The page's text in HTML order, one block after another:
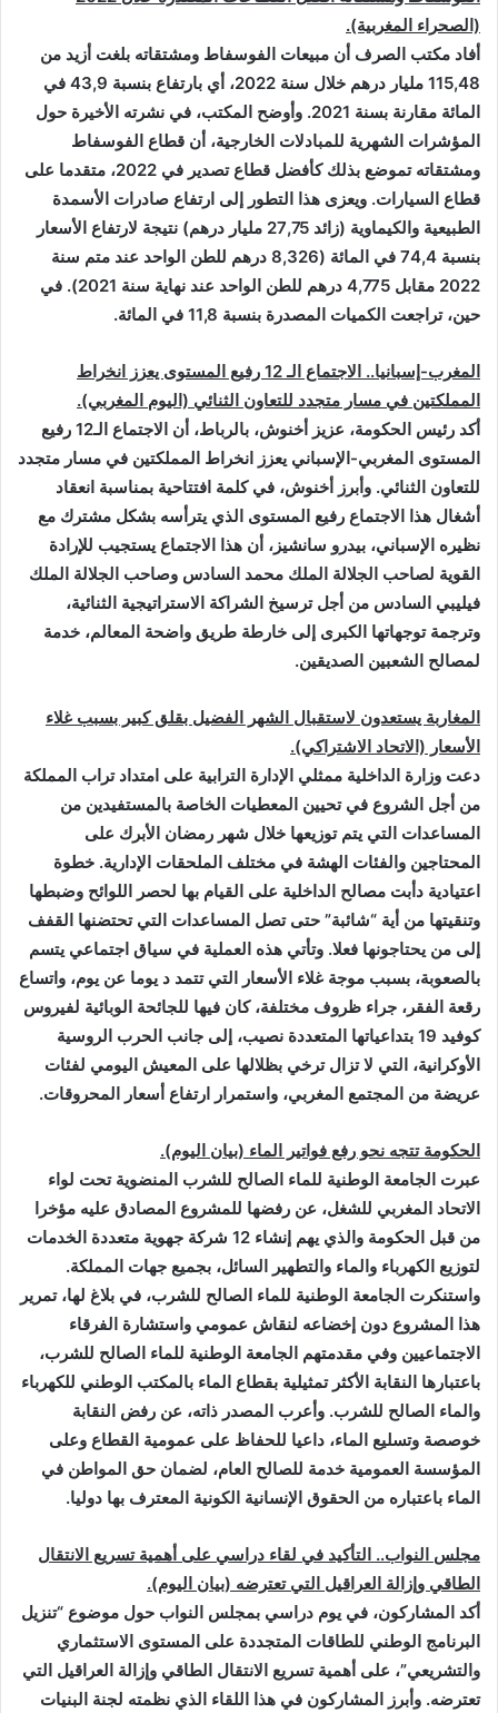
(الصحراء المغربية).
أفاد مكتب الصرف أن مبيعات الفوسفاط ومشتقاته بلغت أزيد من
115,48 مليار درهم خلال سنة 2022، أي بارتفاع بنسبة 43,9 في
المائة مقارنة بسنة 2021. وأوضح المكتب، في نشرته الأخيرة حول
المؤشرات الشهرية للمبادلات الخارجية، أن قطاع الفوسفاط
ومشتقاته تموضع بذلك كأفضل قطاع تصدير في 2022، متقدما على
قطاع السيارات. ويعزى هذا التطور إلى ارتفاع صادرات الأسمدة
الطبيعية والكيماوية (زائد 27,75 مليار درهم) نتيجة لارتفاع الأسعار
بنسبة 74,4 في المائة (8,326 درهم للطن الواحد عند متم سنة
2022 مقابل 4,775 درهم للطن الواحد عند نهاية سنة 2021). في
حين، تراجعت الكميات المصدرة بنسبة 11,8 في المائة
.
المغرب-إسبانيا.. الاجتماع الـ 12 رفيع المستوى يعزز انخراط
المملكتين في مسار متجدد للتعاون الثنائي (اليوم المغربي).
أكد رئيس الحكومة، عزيز أخنوش، بالرباط، أن الاجتماع الـ12 رفيع
المستوى المغربي-الإسباني يعزز انخراط المملكتين في مسار متجدد
للتعاون الثنائي. وأبرز أخنوش، في كلمة افتتاحية بمناسبة انعقاد
أشغال هذا الاجتماع رفيع المستوى الذي يترأسه بشكل مشترك مع
نظيره الإسباني، بيدرو سانشيز، أن هذا الاجتماع يستجيب للإرادة
القوية لصاحب الجلالة الملك محمد السادس وصاحب الجلالة الملك
فيليبي السادس من أجل ترسيخ الشراكة الاستراتيجية الثنائية،
وترجمة توجهاتها الكبرى إلى خارطة طريق واضحة المعالم، خدمة
لمصالح الشعبين الصديقين.
المغاربة يستعدون لاستقبال الشهر الفضيل بقلق كبير بسبب غلاء
الأسعار (الاتحاد الاشتراكي).
دعت وزارة الداخلية ممثلي الإدارة الترابية على امتداد تراب المملكة
من أجل الشروع في تحيين المعطيات الخاصة بالمستفيدين من
المساعدات التي يتم توزيعها خلال شهر رمضان الأبرك على
المحتاجين والفئات الهشة في مختلف الملحقات الإدارية. خطوة
اعتيادية دأبت مصالح الداخلية على القيام بها لحصر اللوائح وضبطها
وتنقيتها من أية “شائبة” حتى تصل المساعدات التي تحتضنها القفف
إلى من يحتاجونها فعلا. وتأتي هذه العملية في سياق اجتماعي يتسم
بالصعوبة، بسبب موجة غلاء الأسعار التي تتمد د يوما عن يوم، واتساع
رقعة الفقر، جراء ظروف مختلفة، كان فيها للجائحة الوبائية لفيروس
كوفيد 19 بتداعياتها المتعددة نصيب، إلى جانب الحرب الروسية
الأوكرانية، التي لا تزال ترخي بظلالها على المعيش اليومي لفئات
عريضة من المجتمع المغربي، واستمرار ارتفاع أسعار المحروقات.
الحكومة تتجه نحو رفع فواتير الماء (بيان اليوم).
عبرت الجامعة الوطنية للماء الصالح للشرب المنضوية تحت لواء
الاتحاد المغربي للشغل، عن رفضها للمشروع المصادق عليه مؤخرا
من قبل الحكومة والذي يهم إنشاء 12 شركة جهوية متعددة الخدمات
لتوزيع الكهرباء والماء والتطهير السائل، بجميع جهات المملكة.
واستنكرت الجامعة الوطنية للماء الصالح للشرب، في بلاغ لها، تمرير
هذا المشروع دون إخضاعه لنقاش عمومي واستشارة الفرقاء
الاجتماعيين وفي مقدمتهم الجامعة الوطنية للماء الصالح للشرب،
باعتبارها النقابة الأكثر تمثيلية بقطاع الماء بالمكتب الوطني للكهرباء
والماء الصالح للشرب. وأعرب المصدر ذاته، عن رفض النقابة
خوصصة وتسليع الماء، داعيا للحفاظ على عمومية القطاع وعلى
المؤسسة العمومية خدمة للصالح العام، لضمان حق المواطن في
الماء باعتباره من الحقوق الإنسانية الكونية المعترف بها دوليا.
مجلس النواب.. التأكيد في لقاء دراسي على أهمية تسريع الانتقال
الطاقي وإزالة العراقيل التي تعترضه (بيان اليوم).
أكد المشاركون، في يوم دراسي بمجلس النواب حول موضوع “تنزيل
البرنامج الوطني للطاقات المتجددة على المستوى الاستثماري
والتشريعي”، على أهمية تسريع الانتقال الطاقي وإزالة العراقيل التي
تعترضه. وأبرز المشاركون في هذا اللقاء الذي نظمته لجنة البنيات